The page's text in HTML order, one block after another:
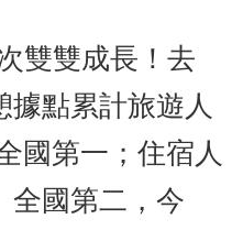
雙雙成長！去
據點累計旅遊人
國第一；住宿人
全國第二，今